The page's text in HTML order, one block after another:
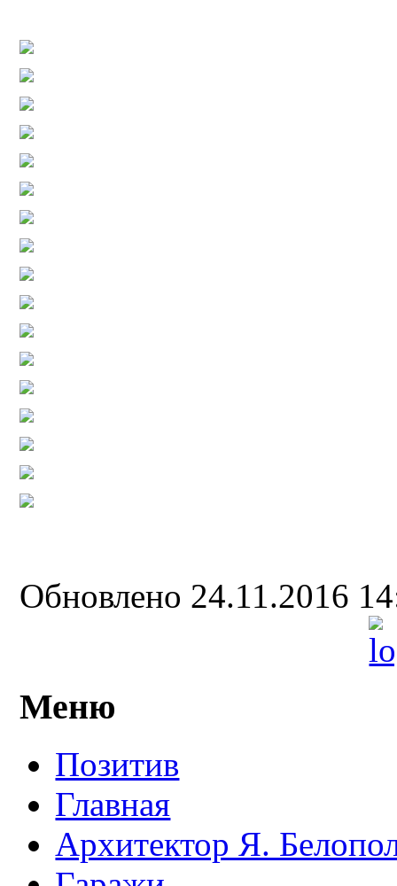
Обновлено 24.11.2016
Меню
Позитив
Главная
Архитектор Я.